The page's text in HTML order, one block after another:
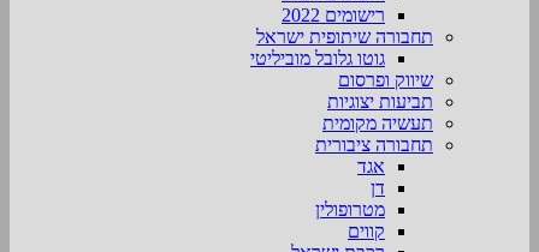
רישומים 2022
תחבורה שיתופית ישראל
גוטו גלובל מוביליטי
שיווק ופרסום
תביעות יצוגיות
תעשיה מקומית
תחבורה ציבורית
אגד
דן
מטרופולין
קווים